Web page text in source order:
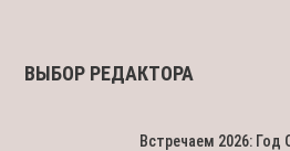
ВЫБОР РЕДАКТОРА
Встречаем 2026: